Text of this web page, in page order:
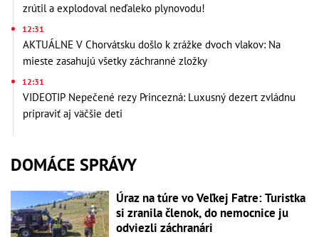
zrútil a explodoval neďaleko plynovodu!
12:31
AKTUÁLNE V Chorvátsku došlo k zrážke dvoch vlakov: Na
mieste zasahujú všetky záchranné zložky
12:31
VIDEOTIP Nepečené rezy Princezná: Luxusný dezert zvládnu
pripraviť aj väčšie deti
DOMÁCE SPRÁVY
Úraz na túre vo Veľkej Fatre: Turistka
si zranila členok, do nemocnice ju
odviezli záchranári